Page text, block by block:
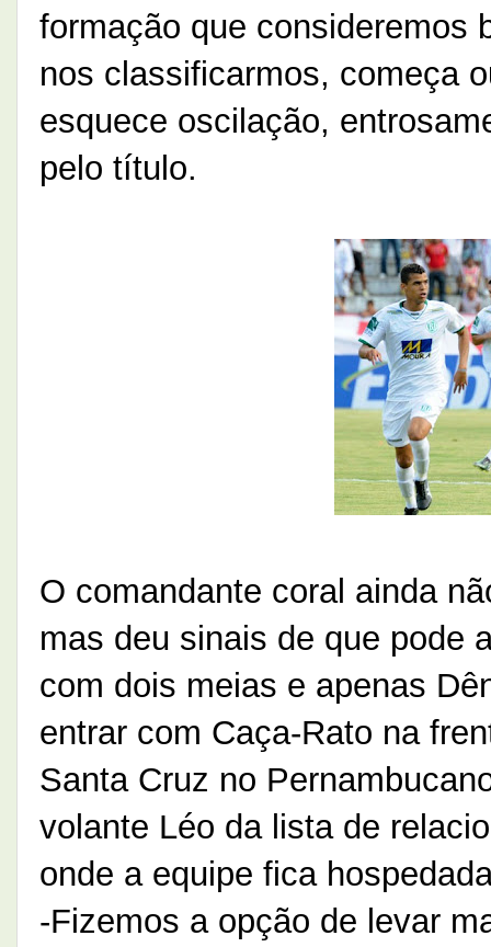
formação que consideremos
nos classificarmos, começa
esquece oscilação,
pelo título.
O comandante coral ainda
mas deu sinais de que pode
com dois meias e apenas
entrar com Caça-Rato na
Santa Cruz no
volante Léo da lista de
onde a equipe fica
-Fizemos a opção de levar